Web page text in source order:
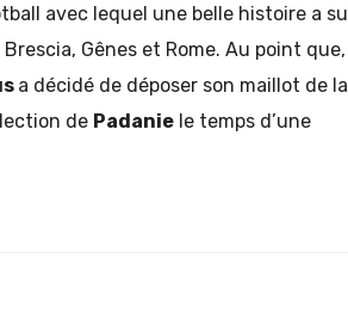
avec lequel une belle histoire a su
Gênes et Rome. Au point que,
a décidé de déposer son maillot de la
de Padanie le temps d’une